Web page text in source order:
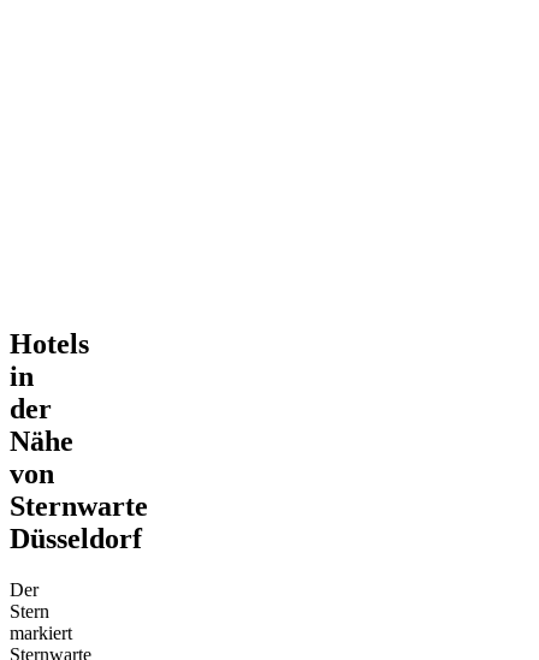
Hotels
in
der
Nähe
von
Sternwarte
Düsseldorf
Der
Stern
markiert
Sternwarte